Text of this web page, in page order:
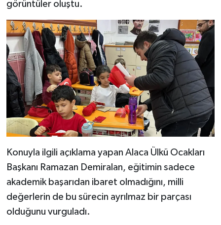
görüntüler oluştu.
Konuyla ilgili açıklama yapan Alaca Ülkü Ocakları
Başkanı Ramazan Demiralan, eğitimin sadece
akademik başarıdan ibaret olmadığını, milli
değerlerin de bu sürecin ayrılmaz bir parçası
olduğunu vurguladı.